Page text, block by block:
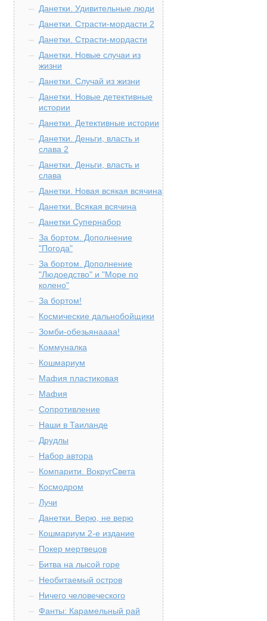
Данетки. Удивительные люди
Данетки. Страсти-мордасти 2
Данетки. Страсти-мордасти
Данетки. Новые случаи из
жизни
Данетки. Случай из жизни
Данетки. Новые детективные
истории
Данетки. Детективные истории
Данетки. Деньги, власть и
слава 2
Данетки. Деньги, власть и
слава
Данетки. Новая всякая всячина
Данетки. Всякая всячина
Данетки Супернабор
За бортом. Дополнение
"Погода"
За бортом. Дополнение
"Людоедство" и "Море по
колено"
За бортом!
Космические дальнобойщики
Зомби-обезьянаааа!
Коммуналка
Кошмариум
Мафия пластиковая
Мафия
Сопротивление
Наши в Таиланде
Друдлы
Набор автора
Компарити. ВокругСвета
Космодром
Лучи
Данетки. Верю, не верю
Кошмариум 2-е издание
Покер мертвецов
Битва на лысой горе
Необитаемый остров
Ничего человеческого
Фанты: Карамельный рай